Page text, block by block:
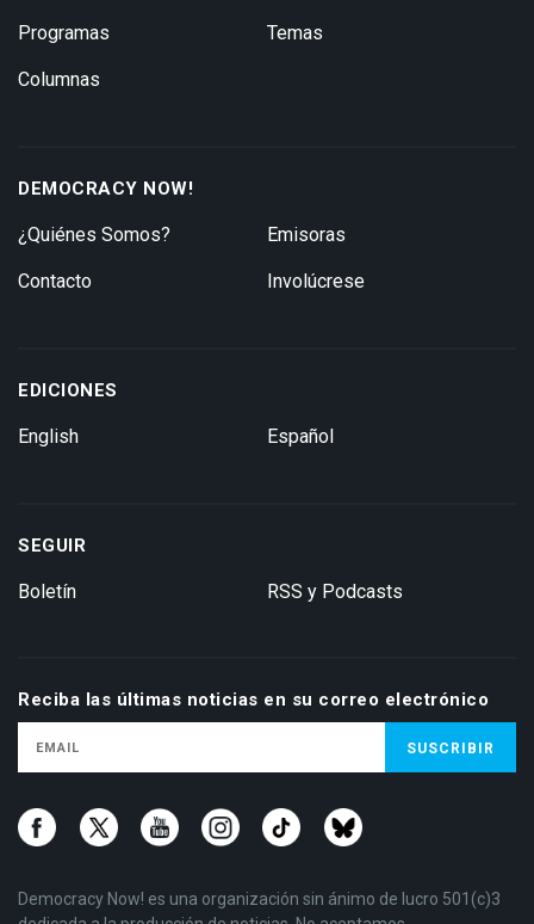
Programas
Columnas
Temas
DEMOCRACY NOW!
¿Quiénes Somos?
Contacto
Emisoras
Involúcrese
EDICIONES
English Español
SEGUIR
Boletín RSS y Podcasts
Reciba las últimas noticias en su correo electrónico
Democracy Now! es una organización sin ánimo de lucro 501(c)3